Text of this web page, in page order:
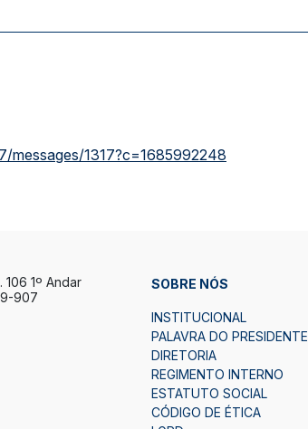
messages/1317?c=1685992248
106 1º Andar
907
SOBRE NÓS
INSTITUCIONAL
PALAVRA DO PRESIDENTE
DIRETORIA
REGIMENTO INTERNO
ESTATUTO SOCIAL
CÓDIGO DE ÉTICA